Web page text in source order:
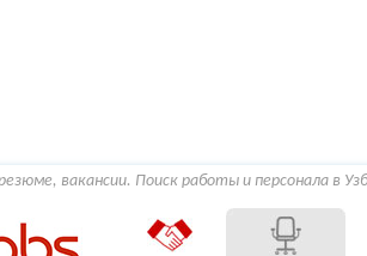
вакансии. Поиск работы и персонала в